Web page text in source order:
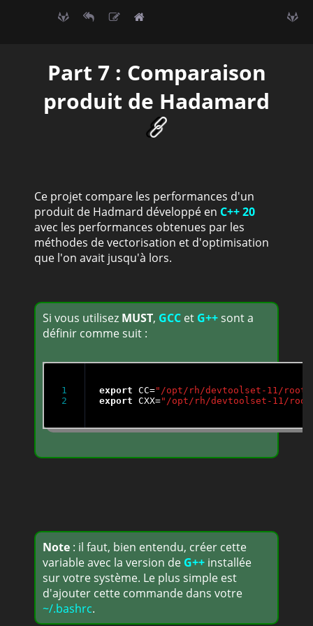
Part 7 : Comparaison
produit de Hadamard
Ce projet compare les performances d'un
produit de Hadmard développé en C++ 20
avec les performances obtenues par les
méthodes de vectorisation et d'optimisation
que l'on avait jusqu'à lors.
Si vous utilisez MUST, GCC et G++sont a
définir comme suit :
1
export CC="/opt/rh/devtoolset-11/root/
export CXX="/opt/rh/devtoolset-11/
Note : il faut, bien entendu, créer cette
variable avec la version de G++ installée
sur votre système. Le plus simple est
d'ajouter cette commande dans votre
~/.bashrc.